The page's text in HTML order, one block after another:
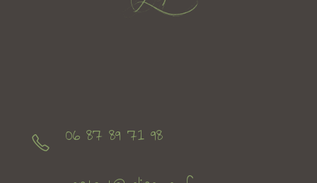
06 87 89 71 98